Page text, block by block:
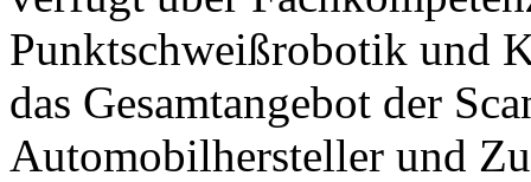
Punktschweißrobotik und
das Gesamtangebot der
Automobilhersteller und